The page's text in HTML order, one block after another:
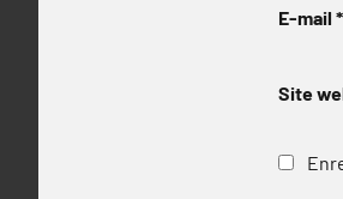
E-mail *
Site